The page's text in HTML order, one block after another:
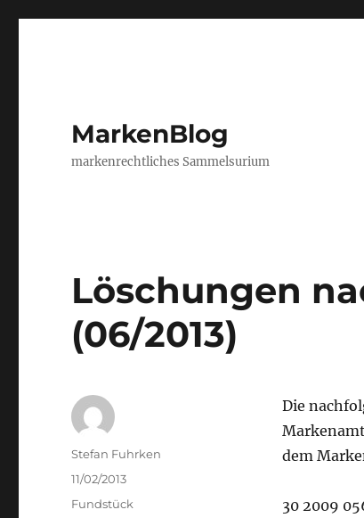
MarkenBlog
markenrechtliches Sammelsurium
Löschungen
(06/2013)
Die
dem
30 2009
Author
Stefan Fuhrken
Posted
11/02/2013
Categories
Fundstück